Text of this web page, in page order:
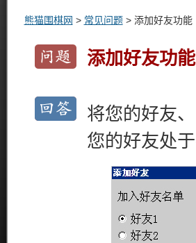
熊猫围棋网 > 常见问题> 添加好友功能
添加好友功能
将您的好友
您的好友处